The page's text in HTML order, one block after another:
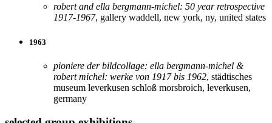
robert and ella bergmann-michel: 50 year retrospective
1917-1967, gallery waddell, new york, ny, united states
1963
pioniere der bildcollage: ella bergmann-michel &
robert michel: werke von 1917 bis 1962, städtisches
museum leverkusen schloß morsbroich, leverkusen,
germany